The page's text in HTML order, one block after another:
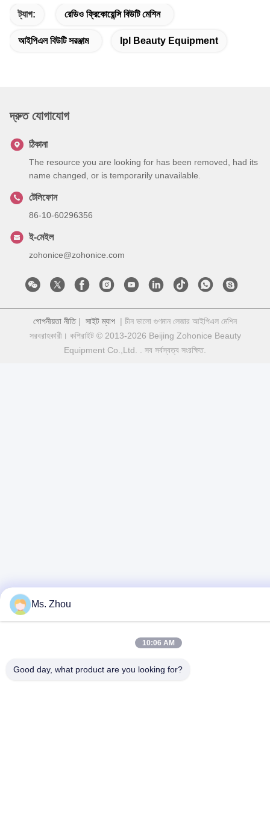
ট্যাগ: রেডিও ফ্রিকোয়েন্সি বিউটি মেশিন
আইপিএল বিউটি সরঞ্জাম Ipl Beauty Equipment
দ্রুত যোগাযোগ
ঠিকানা
The resource you are looking for has been removed, had its
name changed, or is temporarily unavailable.
টেলিফোন
86-10-60296356
ই-মেইল
zohonice@zohonice.com
গোপনীয়তা নীতি| সাইট ম্যাপ | চীন ভালো গুণমান লেজার আইপিএল মেশিন
সরবরাহকারী। কপিরাইট © 2013-2026 Beijing Zohonice Beauty
Equipment Co.,Ltd. . সব সর্বস্বত্ব সংরক্ষিত.
Ms. Zhou
10:06 AM
Good day, what product are you looking for?